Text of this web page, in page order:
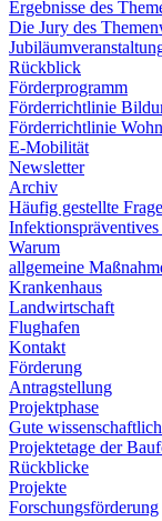
Ergebnisse des
Die Jury des
Rückblick
Förderprogramm
Förderrichtlinie
Förderrichtlinie
E-Mobilität
Newsletter
Archiv
Häufig gestellte
Infektionspräventives
Warum
allgemeine
Krankenhaus
Landwirtschaft
Flughafen
Kontakt
Förderung
Antragstellung
Projektphase
Gute
Projektetage der
Rückblicke
Projekte
Forschungsförderung